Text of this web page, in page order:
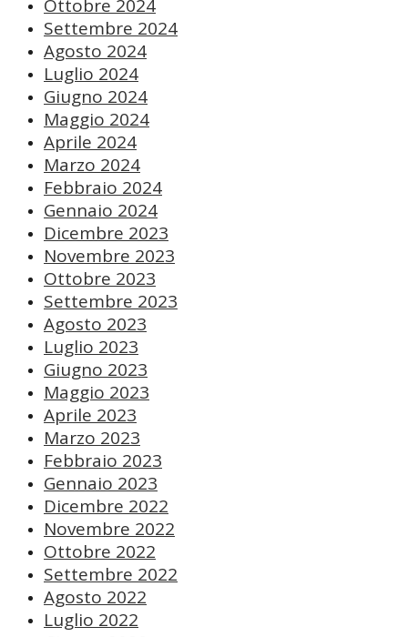
Ottobre 2024
Settembre 2024
Agosto 2024
Luglio 2024
Giugno 2024
Maggio 2024
Aprile 2024
Marzo 2024
Febbraio 2024
Gennaio 2024
Dicembre 2023
Novembre 2023
Ottobre 2023
Settembre 2023
Agosto 2023
Luglio 2023
Giugno 2023
Maggio 2023
Aprile 2023
Marzo 2023
Febbraio 2023
Gennaio 2023
Dicembre 2022
Novembre 2022
Ottobre 2022
Settembre 2022
Agosto 2022
Luglio 2022